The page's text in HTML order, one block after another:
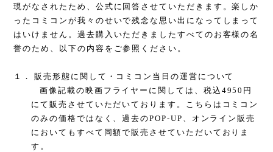
現がなされたため、公式に回答させていただきます。楽しか
ったコミコンが我々のせいで残念な思い出になってしまって
はいけません。過去購入いただきましたすべてのお客様の名
誉のため、以下の内容をご参照ください。
１．
販売形態に関して・コミコン当日の運営について
画像記載の映画フライヤーに関しては、税込 4950 円
にて販売させていただいております。こちらはコミコン
のみの価格ではなく、過去のPOP-UP 、オンライン販売
においてもすべて同額で販売させていただいておりま
す。